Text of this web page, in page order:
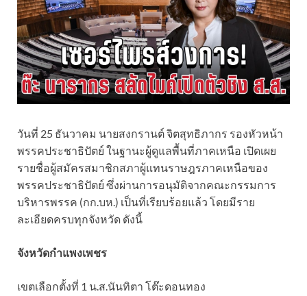
วันที่ 25 ธันวาคม นายสงกรานต์ จิตสุทธิภากร รองหัวหน้า
พรรคประชาธิปัตย์ ในฐานะผู้ดูแลพื้นที่ภาคเหนือ เปิดเผย
รายชื่อผู้สมัครสมาชิกสภาผู้แทนราษฎรภาคเหนือของ
พรรคประชาธิปัตย์ ซึ่งผ่านการอนุมัติจากคณะกรรมการ
บริหารพรรค (กก.บห.) เป็นที่เรียบร้อยแล้ว โดยมีราย
ละเอียดครบทุกจังหวัด ดังนี้
จังหวัดกำแพงเพชร
เขตเลือกตั้งที่ 1 น.ส.นันทิตา โต๊ะดอนทอง